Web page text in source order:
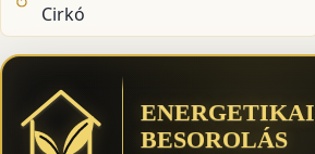
Cirkó
ENERGETIKAI
BESOROLÁS